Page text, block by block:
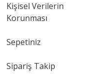
Kişisel Verilerin
Korunması
Sepetiniz
Sipariş Takip